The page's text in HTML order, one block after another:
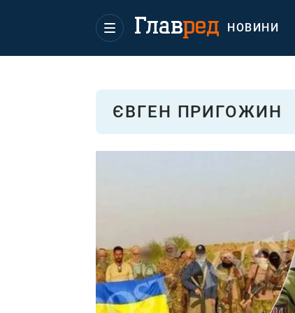
НОВИНИ
ЄВГЕН ПРИГОЖИН